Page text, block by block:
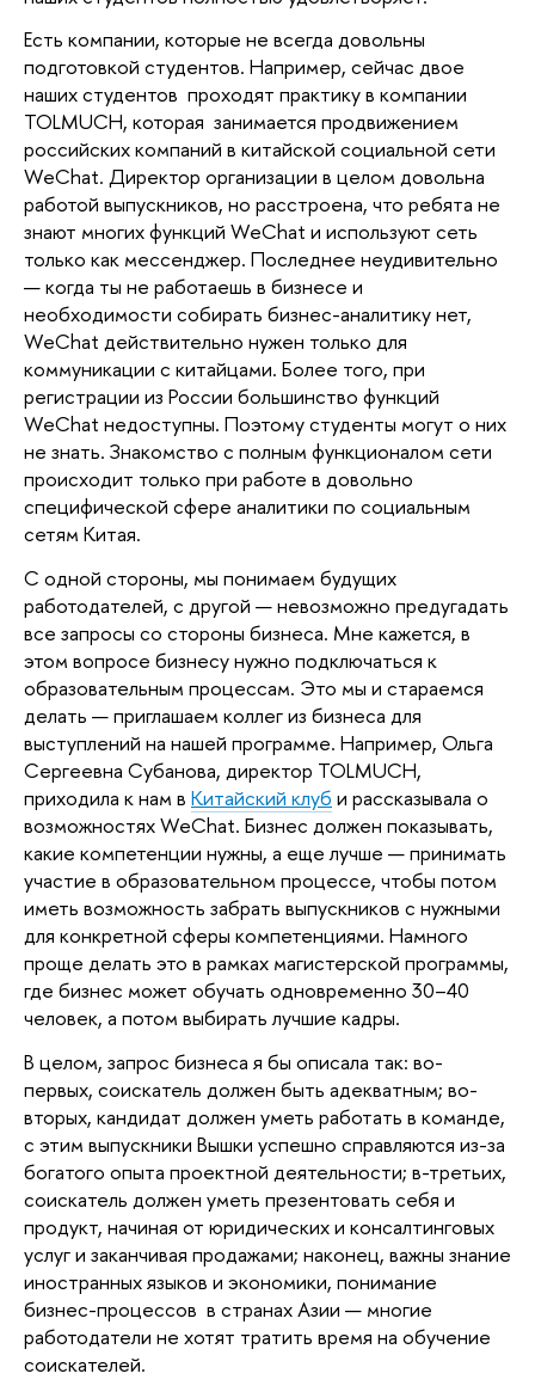
Есть компании, которые не всегда довольны
подготовкой студентов. Например, сейчас двое
наших студентов  проходят практику в компании
TOLMUCH, которая  занимается продвижением
российских компаний в китайской социальной сети
WeChat. Директор организации в целом довольна
работой выпускников, но расстроена, что ребята не
знают многих функций WeChat и используют сеть
только как мессенджер. Последнее неудивительно
— когда ты не работаешь в бизнесе и
необходимости собирать бизнес-аналитику нет,
WeChat действительно нужен только для
коммуникации с китайцами. Более того, при
регистрации из России большинство функций
WeChat недоступны. Поэтому студенты могут о них
не знать. Знакомство с полным функционалом сети
происходит только при работе в довольно
специфической сфере аналитики по социальным
сетям Китая.
С одной стороны, мы понимаем будущих
работодателей, с другой — невозможно предугадать
все запросы со стороны бизнеса. Мне кажется, в
этом вопросе бизнесу нужно подключаться к
образовательным процессам. Это мы и стараемся
делать — приглашаем коллег из бизнеса для
выступлений на нашей программе. Например, Ольга
Сергеевна Субанова, директор TOLMUCH,
приходила к нам в Китайский клуб и рассказывала о
возможностях WeChat. Бизнес должен показывать,
какие компетенции нужны, а еще лучше — принимать
участие в образовательном процессе, чтобы потом
иметь возможность забрать выпускников с нужными
для конкретной сферы компетенциями. Намного
проще делать это в рамках магистерской программы,
где бизнес может обучать одновременно 30–40
человек, а потом выбирать лучшие кадры.
В целом, запрос бизнеса я бы описала так: во-
первых, соискатель должен быть адекватным; во-
вторых, кандидат должен уметь работать в команде,
с этим выпускники Вышки успешно справляются из-за
богатого опыта проектной деятельности; в-третьих,
соискатель должен уметь презентовать себя и
продукт, начиная от юридических и консалтинговых
услуг и заканчивая продажами; наконец, важны знание
иностранных языков и экономики, понимание
бизнес-процессов  в странах Азии — многие
работодатели не хотят тратить время на обучение
соискателей.